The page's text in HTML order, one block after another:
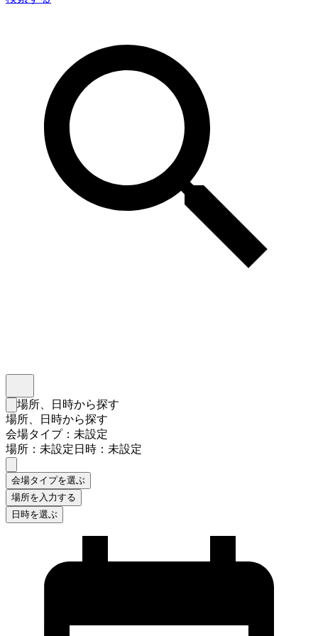
検索フォームを閉じる
場所、日時から探す
場所、日時から探す
会場タイプ：未設定
場所：未設定日時：未設定
会場タイプを選ぶ
場所を入力する
日時を選ぶ